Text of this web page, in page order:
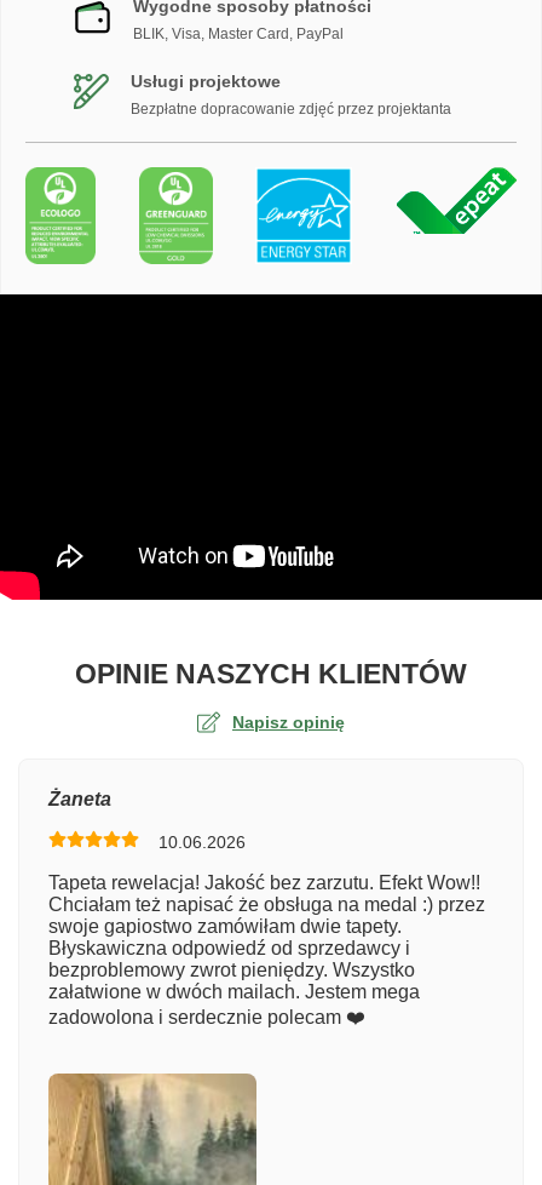
Wygodne sposoby płatności
BLIK, Visa, Master Card, PayPal
Usługi projektowe
Bezpłatne dopracowanie zdjęć przez projektanta
OPINIE NASZYCH KLIENTÓWO
Napisz opinię
Numer zamówienia
Imię
Żaneta
10.06.2026
Tapeta rewelacja! Jakość bez zarzutu. Efekt Wow!!
Chciałam też napisać że obsługa na medal :) przez
swoje gapiostwo zamówiłam dwie tapety.
Błyskawiczna odpowiedź od sprzedawcy i
bezproblemowy zwrot pieniędzy. Wszystko
załatwione w dwóch mailach. Jestem mega
zadowolona i serdecznie polecam ❤️